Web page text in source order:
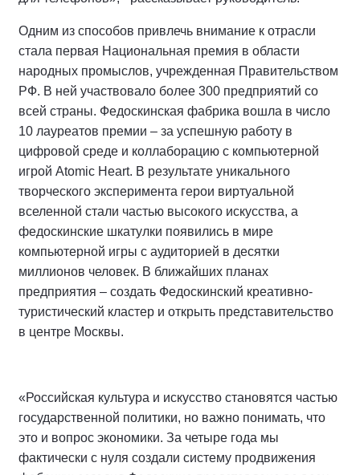
Одним из способов привлечь внимание к отрасли
стала первая Национальная премия в области
народных промыслов, учрежденная Правительством
РФ. В ней участвовало более 300 предприятий со
всей страны. Федоскинская фабрика вошла в число
10 лауреатов премии – за успешную работу в
цифровой среде и коллаборацию с компьютерной
игрой Atomic Heart. В результате уникального
творческого эксперимента герои виртуальной
вселенной стали частью высокого искусства, а
федоскинские шкатулки появились в мире
компьютерной игры с аудиторией в десятки
миллионов человек. В ближайших планах
предприятия – создать Федоскинский креативно-
туристический кластер и открыть представительство
в центре Москвы.
«Российская культура и искусство становятся частью
государственной политики, но важно понимать, что
это и вопрос экономики. За четыре года мы
фактически с нуля создали систему продвижения